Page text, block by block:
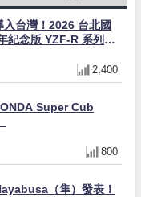
台灣！2026 台北國
紀念版 YZF-R 系列限
2,400
Super Cub
800
（隼）發表！